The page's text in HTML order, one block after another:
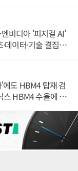
비디아 '피지컬 AI'
데이터·기술 결집
도 HBM4 탑재 검
스 HBM4 수율에 주